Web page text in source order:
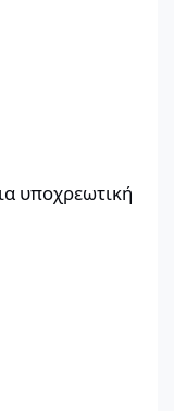
προέγκριση
υποχρεωτική